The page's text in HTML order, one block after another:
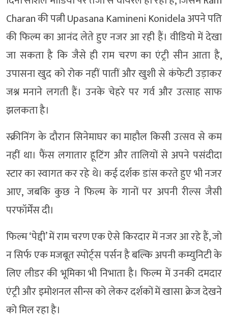
Charan की पत्नी Upasana Kamineni Konidela अपने पति
की फिल्म का आनंद लेते हुए नजर आ रही हैं। वीडियो में देखा
जा सकता है कि जैसे ही राम चरण का एंट्री सीन आता है,
उपासना खुद को रोक नहीं पातीं और खुशी से कंफेटी उड़ाकर
जश्न मनाने लगती हैं। उनके चेहरे पर गर्व और उत्साह साफ
झलकता है।
स्क्रीनिंग के दौरान सिनेमाघर का माहौल किसी उत्सव से कम
नहीं था। फैंस लगातार हूटिंग और तालियों से अपने पसंदीदा
स्टार का स्वागत कर रहे थे। कई दर्शक डांस करते हुए भी नजर
आए, जबकि कुछ ने फिल्म के गानों पर अपनी रील्स जैसी
परफॉर्मेंस दी।
फिल्म ‘पेद्दी’ में राम चरण एक ऐसे किरदार में नजर आ रहे हैं, जो
न सिर्फ एक मजबूत स्पोर्ट्स पर्सन है बल्कि अपनी कम्युनिटी के
लिए लीडर की भूमिका भी निभाता है। फिल्म में उनकी दमदार
एंट्री और इमोशनल सीन्स को लेकर दर्शकों में खासा क्रेज देखने
को मिल रहा है।